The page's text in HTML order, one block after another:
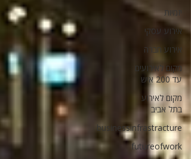
יזמיות
אירוע עסקי
אירוע חברה
מקום לאירועים
עד 200 איש
מקום לאירוע
בתל אביב
businessinfrastracture
futureofwork